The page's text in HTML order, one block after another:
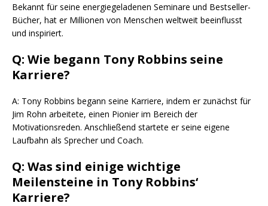
Bekannt für seine energiegeladenen Seminare und Bestseller-
Bücher, hat er Millionen von Menschen weltweit beeinflusst
und inspiriert.
Q: Wie begann Tony Robbins seine
Karriere?
A: Tony Robbins begann seine Karriere, indem er zunächst für
Jim Rohn arbeitete, einen Pionier im Bereich der
Motivationsreden. Anschließend startete er seine eigene
Laufbahn als Sprecher und Coach.
Q: Was sind einige wichtige
Meilensteine in Tony Robbins‘
Karriere?